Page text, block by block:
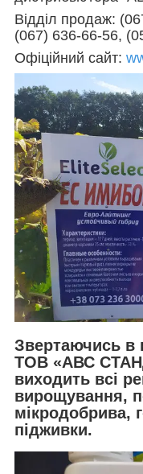
Відділ продаж:
(067) 636-66-56,
Офіційний сайт:
Звертаючись в
ТОВ «АВС
виходить всі
вирощування,
мікродобрива,
підживки.